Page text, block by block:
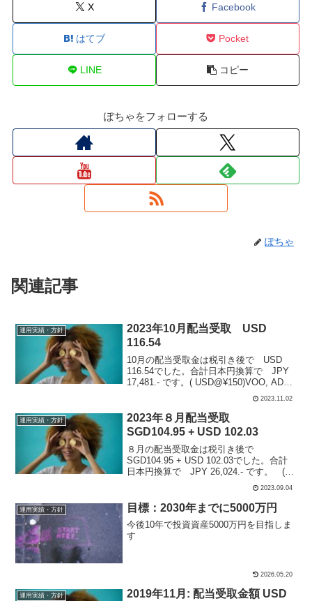
X Facebook
はてブ Pocket
LINE コピー
ぽちゃをフォローする
ぽちゃ
関連記事
運用実績・方針
2023年10月配当受取 USD
116.54
10月の配当受取金は税引き後で USD
116.54でした。合計日本円換算で JPY
17,481.- です。( USD@¥150)VOO, ADP,
下記、内訳です。VOO 米S&P500 ETF
保...
2023.11.02
運用実績・方針
2023年８月配当受取
SGD104.95 + USD 102.03
８月の配当受取金は税引き後で
SGD104.95 + USD 102.03でした。合計
日本円換算で JPY 26,024.- です。 (
した。感謝。内訳は下記です。シンガポ
ールリート銘柄保...
2023.09.04
運用実績・方針 目標：2030年までに5000万円
今後10年で投資資産5000万円を目指しま
す
2026.05.20
運用実績・方針
2019年11月: 配当受取金額 USD